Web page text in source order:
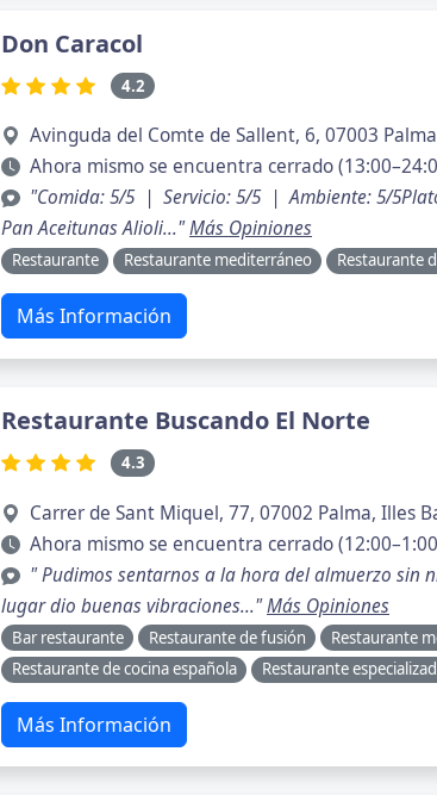
Don Caracol
4.2
Avinguda del Comte de Sallent, 6, 07003
Ahora mismo se encuentra cerrado
"Comida: 5/5 | Servicio: 5/5 | Ambiente: 5/
Pan Aceitunas Alioli..."Más Opiniones
Restaurante Restaurante mediterráneo Restaurante
Más Información
Restaurante Buscando El Norte
4.3
Carrer de Sant Miquel, 77, 07002 Palma, Illes
Ahora mismo se encuentra cerrado
" Pudimos sentarnos a la hora del almuerzo sin
lugar dio buenas vibraciones..."Más Opiniones
Bar restaurante Restaurante de fusión
Restaurante
Restaurante de cocina española
Restaurante
Más Información